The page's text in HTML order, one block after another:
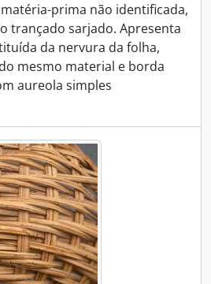
prima não identificada,
trançado sarjado. Apresenta
da nervura da folha,
mesmo material e borda
aureola simples